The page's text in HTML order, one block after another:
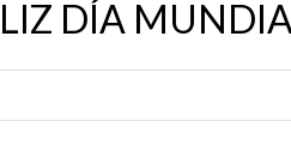
DÍA